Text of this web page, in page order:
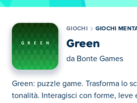
GIOCHI GIOCHI
Green
da Bonte Games
Green: puzzle game. Trasforma lo
tonalità. Interagisci con forme, leve